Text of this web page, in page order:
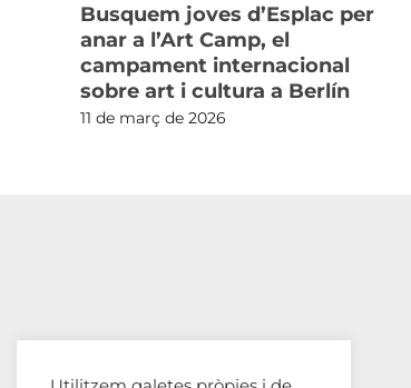
Busquem joves d’Esplac per
anar a l’Art Camp, el
campament internacional
sobre art i cultura a Berlín
11 de març de 2026